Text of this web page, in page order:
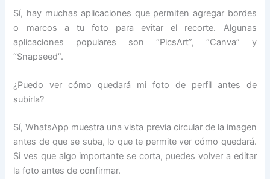
Sí, hay muchas aplicaciones que permiten agregar bordes
o marcos a tu foto para evitar el recorte. Algunas
aplicaciones populares son “PicsArt”, “Canva” y
“Snapseed”.
¿Puedo ver cómo quedará mi foto de perfil antes de
subirla?
Sí, WhatsApp muestra una vista previa circular de la imagen
antes de que se suba, lo que te permite ver cómo quedará.
Si ves que algo importante se corta, puedes volver a editar
la foto antes de confirmar.